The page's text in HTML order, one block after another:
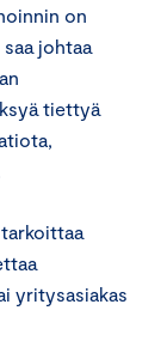
on
johtaa
tiettyä
yritysasiakas